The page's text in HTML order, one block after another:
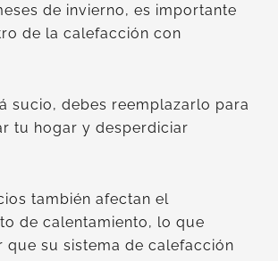
de invierno, es importante
de la calefacción con
sucio, debes reemplazarlo para
tu hogar y desperdiciar
también afectan el
de calentamiento, lo que
que su sistema de calefacción